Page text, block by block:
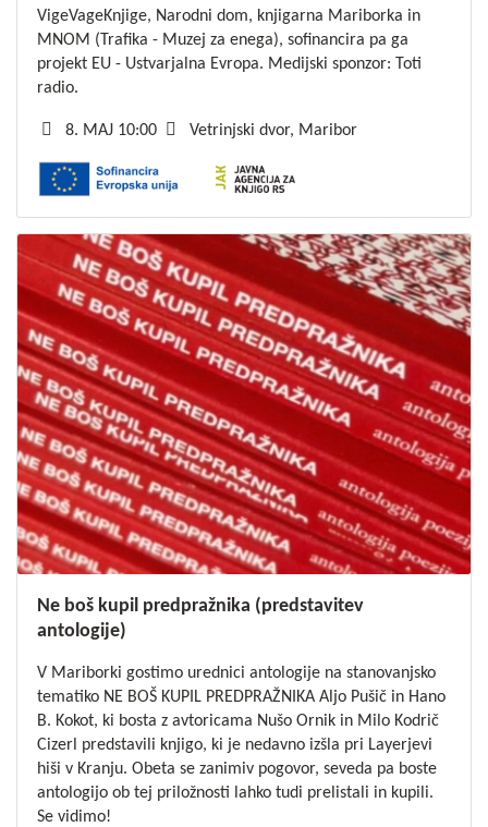
VigeVageKnjige, Narodni dom, knjigarna Mariborka in
MNOM (Trafika - Muzej za enega), sofinancira pa ga
projekt EU - Ustvarjalna Evropa. Medijski sponzor: Toti
radio.
8. MAJ 10:00 Vetrinjski dvor, Maribor
Ne boš kupil predpražnika (predstavitev
antologije)
V Mariborki gostimo urednici antologije na stanovanjsko
tematiko NE BOŠ KUPIL PREDPRAŽNIKA Aljo Pušič in Hano
B. Kokot, ki bosta z avtoricama Nušo Ornik in Milo Kodrič
Cizerl predstavili knjigo, ki je nedavno izšla pri Layerjevi
hiši v Kranju. Obeta se zanimiv pogovor, seveda pa boste
antologijo ob tej priložnosti lahko tudi prelistali in kupili.
Se vidimo!